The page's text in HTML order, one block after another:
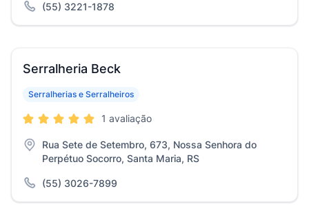
(55) 3221-1878
Serralheria Beck
Serralherias e Serralheiros
1 avaliação
Rua Sete de Setembro, 673, Nossa Senhora do
Perpétuo Socorro, Santa Maria, RS
(55) 3026-7899